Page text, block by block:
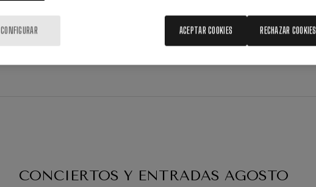
CONCIERTOS Y ENTRADAS AGOSTO
19
CONFIGURAR RECHAZAR COOKIES
ACEPTAR COOKIES